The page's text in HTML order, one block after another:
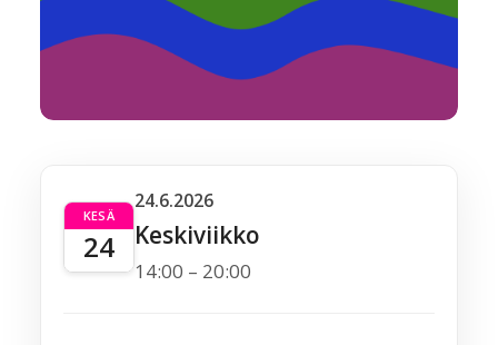
KESÄ
24
24.6.2026
Keskiviikko
14:00 – 20:00